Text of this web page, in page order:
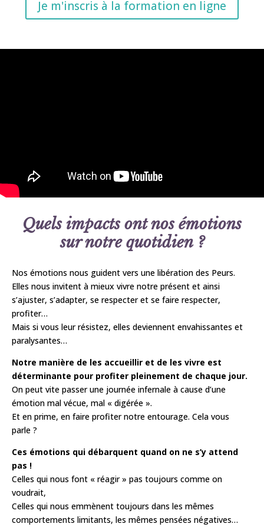
Je m'inscris à la formation en ligne
Quels impacts ont nos émotions
sur notre quotidien ?
Nos émotions nous guident vers une libération des Peurs.
Elles nous invitent à mieux vivre notre présent et ainsi
s’ajuster, s’adapter, se respecter et se faire respecter,
profiter…
Mais si vous leur résistez, elles deviennent envahissantes et
paralysantes…
Notre manière de les accueillir et de les vivre est
déterminante pour profiter pleinement de chaque jour.
On peut vite passer une journée infernale à cause d’une
émotion mal vécue, mal « digérée ».
Et en prime, en faire profiter notre entourage. Cela vous
parle ?
Ces émotions qui débarquent quand on ne s’y attend
pas !
Celles qui nous font « réagir » pas toujours comme on
voudrait,
Celles qui nous emmènent toujours dans les mêmes
comportements limitants, les mêmes pensées négatives…